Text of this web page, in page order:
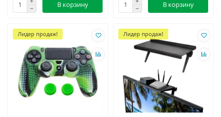
В корзину В корзину
Лидер продаж! Лидер продаж!